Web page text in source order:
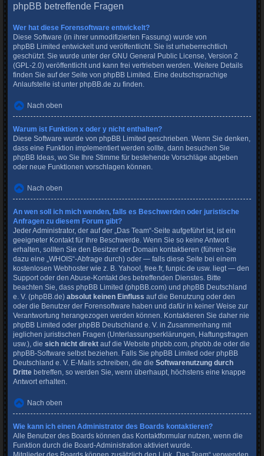
phpBB betreffende Fragen
Wer hat diese Forensoftware entwickelt?
Diese Software (in ihrer unmodifizierten Fassung) wurde von
phpBB Limited entwickelt und veröffentlicht. Sie ist urheberrechtlich
geschützt. Sie wurde unter der GNU General Public License, Version 2
(GPL-2.0) veröffentlicht und kann frei vertrieben werden. Weitere Details
finden Sie auf der Seite von phpBB Limited . Eine deutschsprachige
Anlaufstelle ist unter phpBB.de zu finden.
Nach oben
Warum ist Funktion x oder y nicht enthalten?
Diese Software wurde von phpBB Limited geschrieben. Wenn Sie denken,
dass eine Funktion implementiert werden sollte, dann besuchen Sie
phpBB Ideas, wo Sie Ihre Stimme für bestehende Vorschläge abgeben
oder neue Funktionen vorschlagen können.
Nach oben
An wen soll ich mich wenden, falls es Beschwerden oder juristische
Anfragen zu diesem Forum gibt?
Jeder Administrator, der auf der „Das Team“-Seite aufgeführt ist, ist ein
geeigneter Kontakt für Ihre Beschwerde. Wenn Sie so keine Antwort
erhalten, sollten Sie den Besitzer der Domain kontaktieren (führen Sie
dazu eine „WHOIS“-Abfrage durch) oder — falls diese Seite bei einem
kostenlosen Webhoster wie z. B. Yahoo!, free.fr, funpic.de usw. liegt — den
Support oder den Abuse-Kontakt des betreffenden Dienstes. Bitte
beachten Sie, dass phpBB Limited (phpBB.com) und phpBB Deutschland
e. V. (phpBB.de) absolut keinen Einfluss auf die Benutzung oder den
oder die Benutzer der Forensoftware haben und dafür in keiner Weise zur
Verantwortung herangezogen werden können. Kontaktieren Sie daher nie
phpBB Limited oder phpBB Deutschland e. V. in Zusammenhang mit
jeglichen juristischen Fragen (Unterlassungserklärungen, Haftungsfragen
usw.), die sich nicht direkt auf die Website phpbb.com, phpbb.de oder die
phpBB-Software selbst beziehen. Falls Sie phpBB Limited oder phpBB
Deutschland e. V. E-Mails schreiben, die die Softwarenutzung durch
Dritte betreffen, so werden Sie, wenn überhaupt, höchstens eine knappe
Antwort erhalten.
Nach oben
Wie kann ich einen Administrator des Boards kontaktieren?
Alle Benutzer des Boards können das Kontaktformular nutzen, wenn die
Funktion durch die Board-Administration aktiviert wurde.